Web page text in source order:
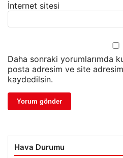
İnternet sitesi
Daha sonraki yorumlarımda
posta adresim ve site adresim
kaydedilsin.
Hava Durumu